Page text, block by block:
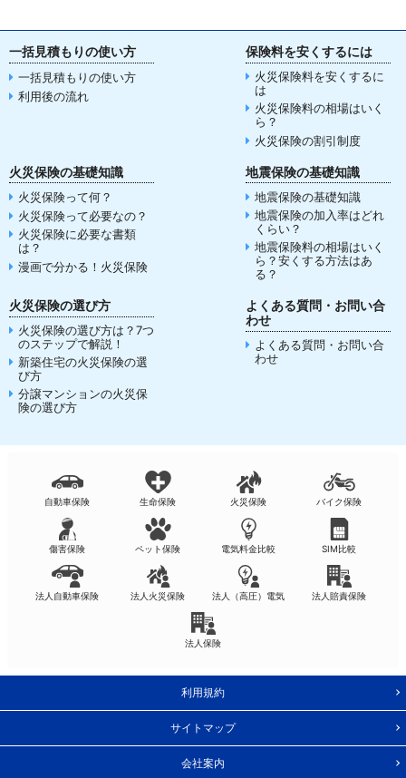
一括見積もりの使い方
一括見積もりの使い方
利用後の流れ
保険料を安くするには
火災保険料を安くするに
は
火災保険料の相場はいく
ら？
火災保険の割引制度
火災保険の基礎知識
火災保険って何？
火災保険って必要なの？
火災保険に必要な書類
は？
漫画で分かる！火災保険
地震保険の基礎知識
地震保険の基礎知識
地震保険の加入率はどれ
くらい？
地震保険料の相場はいく
ら？安くする方法はあ
る？
火災保険の選び方
火災保険の選び方は？7つ
のステップで解説！
新築住宅の火災保険の選
び方
分譲マンションの火災保
険の選び方
よくある質問・お問い合
わせ
よくある質問・お問い合
わせ
自動車保険 生命保険 火災保険 バイク保険
傷害保険 ペット保険 電気料金比較 SIM比較
法人自動車保険 法人火災保険 法人（高圧）電気 法人賠責保険
法人保険
利用規約
サイトマップ
会社案内